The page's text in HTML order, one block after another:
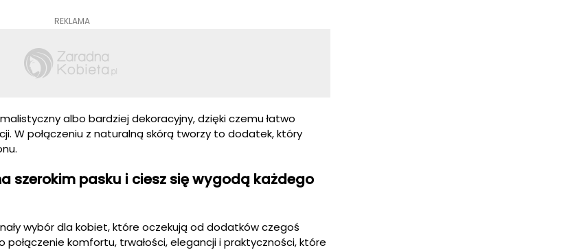
REKLAMA
albo bardziej dekoracyjny, dzięki czemu łatwo
W połączeniu z naturalną skórą tworzy to dodatek, który
szerokim pasku i ciesz się wygodą każdego
wybór dla kobiet, które oczekują od dodatków czegoś
komfortu, trwałości, elegancji i praktyczności, które